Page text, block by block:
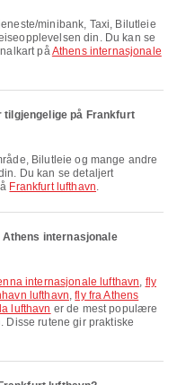
din. Du kan se
påAthens internasjonale
på Frankfurt
Du kan se detaljert
Frankfurt lufthavn.
internasjonale
internasjonale lufthavn, fly
lufthavn,fly fra Athens
lufthavn er de mest populære
Disse rutene gir praktiske